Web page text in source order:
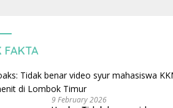
FAKTA
9 February 2026